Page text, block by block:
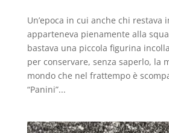
Un’epoca in cui anche chi restava
apparteneva pienamente alla
bastava una piccola figurina
per conservare, senza saperlo, la
mondo che nel frattempo è
“Panini”...